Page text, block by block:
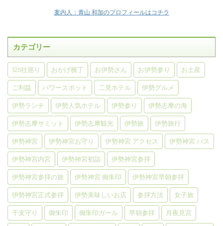
案内人：青山 和加のプロフィールはコチラ
カテゴリー
125社巡り おかげ横丁 お伊勢さん お伊勢参り お土産
ご利益 パワースポット 二見ホテル 伊勢グルメ
伊勢ランチ 伊勢人気ホテル 伊勢参り 伊勢志摩の海
伊勢志摩サミット 伊勢志摩観光 伊勢旅 伊勢旅行
伊勢神宮 伊勢神宮お守り 伊勢神宮 アクセス 伊勢神宮 バス
伊勢神宮内宮 伊勢神宮初詣 伊勢神宮参拝
伊勢神宮参拝の旅 伊勢神宮 御朱印 伊勢神宮早朝参拝
伊勢神宮正式参拝 伊勢美味しいお店 参拝方法 女子旅
干支守り 御朱印 御朱印ガール 早朝参拝 月夜見宮